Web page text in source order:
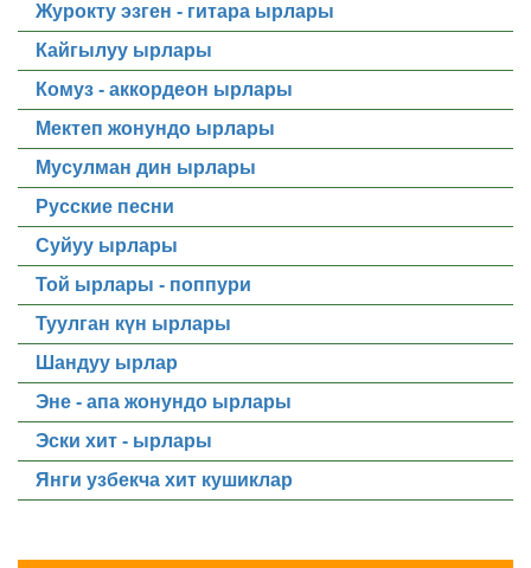
Журокту эзген - гитара ырлары
Кайгылуу ырлары
Комуз - аккордеон ырлары
Мектеп жонундо ырлары
Мусулман дин ырлары
Русские песни
Суйуу ырлары
Той ырлары - поппури
Туулган күн ырлары
Шандуу ырлар
Эне - апа жонундо ырлары
Эски хит - ырлары
Янги узбекча хит кушиклар